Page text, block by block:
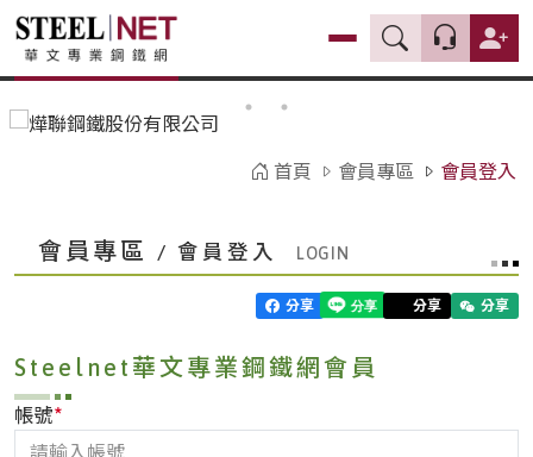
首頁 會員專區 會員登入
會員專區 / 會員登入
分享 分享 分享
Steelnet華文專業鋼鐵網會員
帳號*